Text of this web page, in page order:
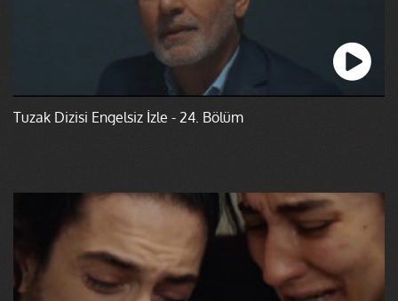
Tuzak Dizisi Engelsiz İzle - 24. Bölüm